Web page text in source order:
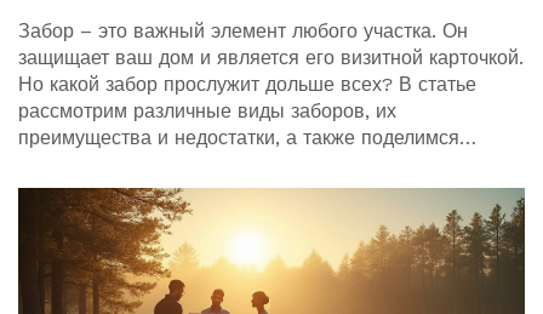
Забор – это важный элемент любого участка. Он
защищает ваш дом и является его визитной карточкой.
Но какой забор прослужит дольше всех? В статье
рассмотрим различные виды заборов, их
преимущества и недостатки, а также поделимся
для вашего участка.